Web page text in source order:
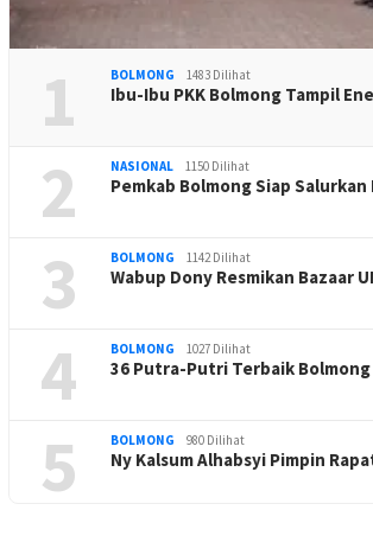
1 BOLMONG 1483 Dilihat
Ibu-Ibu PKK Bolmong Tampil
2 NASIONAL 1150 Dilihat
Pemkab Bolmong Siap Salurkan
3 BOLMONG 1142 Dilihat
Wabup Dony Resmikan Bazaar
4 BOLMONG 1027 Dilihat
36 Putra-Putri Terbaik
5 BOLMONG 980 Dilihat
Ny Kalsum Alhabsyi Pimpin